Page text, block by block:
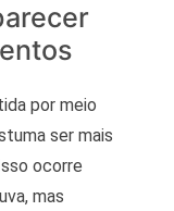
por meio
ser mais
ocorre
mas